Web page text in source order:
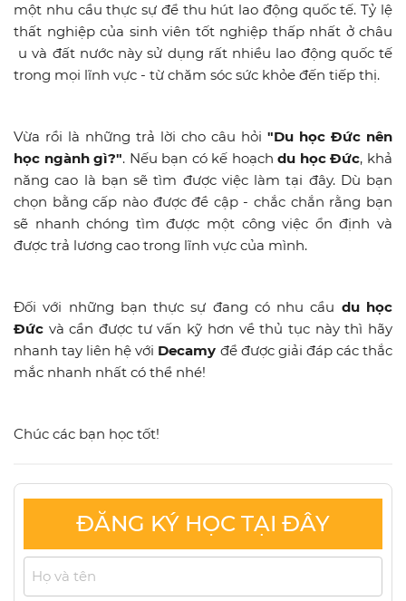
một nhu cầu thực sự để thu hút lao động quốc tế. Tỷ lệ
thất nghiệp của sinh viên tốt nghiệp thấp nhất ở châu
u và đất nước này sử dụng rất nhiều lao động quốc tế
trong mọi lĩnh vực - từ chăm sóc sức khỏe đến tiếp thị.
Vừa rồi là những trả lời cho câu hỏi "Du học Đức nên
học ngành gì?". Nếu bạn có kế hoạchdu học Đức, khả
năng cao là bạn sẽ tìm được việc làm tại đây. Dù bạn
chọn bằng cấp nào được đề cập - chắc chắn rằng bạn
sẽ nhanh chóng tìm được một công việc ổn định và
được trả lương cao trong lĩnh vực của mình.
Đối với những bạn thực sự đang có nhu cầu du học
Đức và cần được tư vấn kỹ hơn về thủ tục này thì hãy
nhanh tay liên hệ với Decamy để được giải đáp các thắc
mắc nhanh nhất có thể nhé!
Chúc các bạn học tốt!
ĐĂNG KÝ HỌC TẠI ĐÂY